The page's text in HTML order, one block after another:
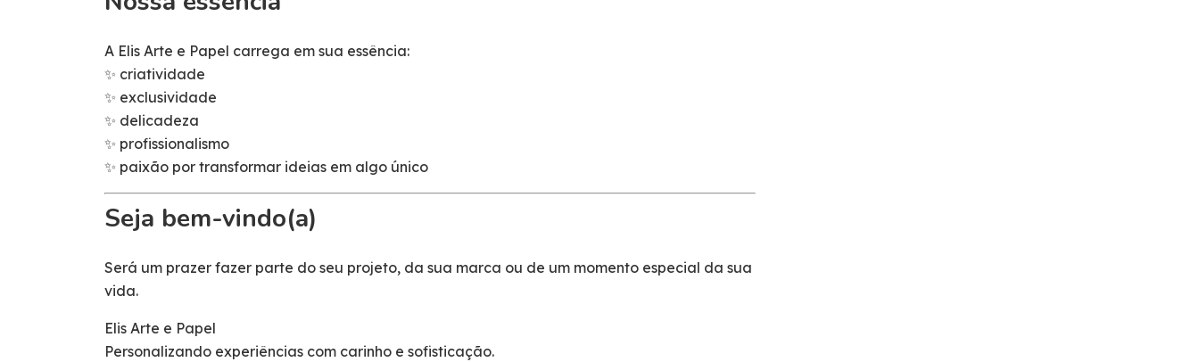
A Elis Arte e Papel carrega em sua essência:
✨ criatividade
✨ exclusividade
✨ delicadeza
✨ profissionalismo
✨ paixão por transformar ideias em algo único
Seja bem-vindo(a)
Será um prazer fazer parte do seu projeto, da sua marca ou de um momento especial da sua
vida.
Elis Arte e Papel
Personalizando experiências com carinho e sofisticação.